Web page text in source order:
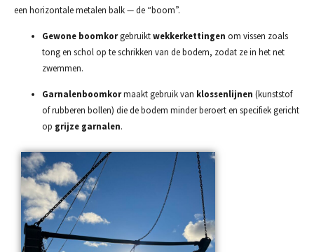
een horizontale metalen balk — de “boom”.
Gewone boomkorgebruiktwekkerkettingen om vissen zoals
tong en schol op te schrikken van de bodem, zodat ze in het net
zwemmen.
Garnalenboomkormaakt gebruik van klossenlijnen (kunststof
of rubberen bollen) die de bodem minder beroert en specifiek gericht
op grijze garnalen.